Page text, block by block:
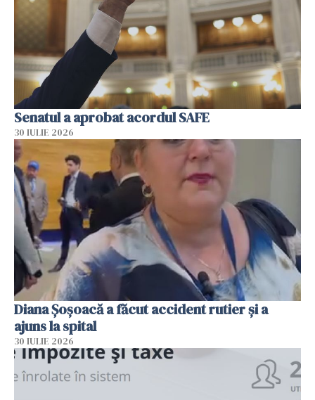
Senatul a aprobat acordul SAFE
30 IULIE 2026
Diana Șoșoacă a făcut accident rutier și a
ajuns la spital
30 IULIE 2026